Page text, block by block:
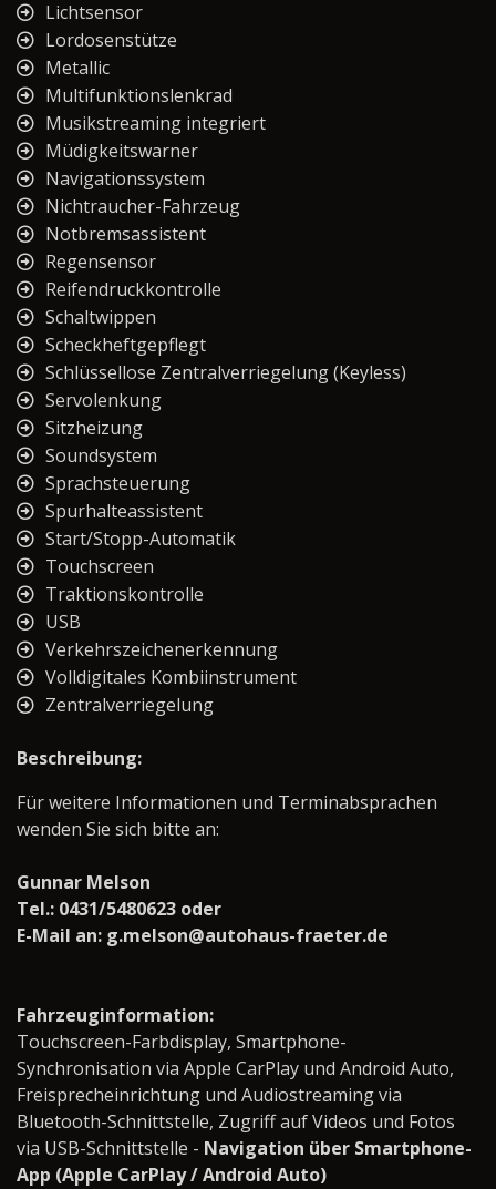
Lichtsensor
Lordosenstütze
Metallic
Multifunktionslenkrad
Musikstreaming integriert
Müdigkeitswarner
Navigationssystem
Nichtraucher-Fahrzeug
Notbremsassistent
Regensensor
Reifendruckkontrolle
Schaltwippen
Scheckheftgepflegt
Schlüssellose Zentralverriegelung (Keyless)
Servolenkung
Sitzheizung
Soundsystem
Sprachsteuerung
Spurhalteassistent
Start/Stopp-Automatik
Touchscreen
Traktionskontrolle
USB
Verkehrszeichenerkennung
Volldigitales Kombiinstrument
Zentralverriegelung
Beschreibung:
Für weitere Informationen und Terminabsprachen
wenden Sie sich bitte an:
Gunnar Melson
Tel.: 0431/5480623 oder
E-Mail an: g.melson@autohaus-fraeter.de
Fahrzeuginformation:
Touchscreen-Farbdisplay, Smartphone-
Synchronisation via Apple CarPlay und Android Auto,
Freisprecheinrichtung und Audiostreaming via
Bluetooth-Schnittstelle, Zugriff auf Videos und Fotos
via USB-Schnittstelle - Navigation über Smartphone-
App (Apple CarPlay / Android Auto)